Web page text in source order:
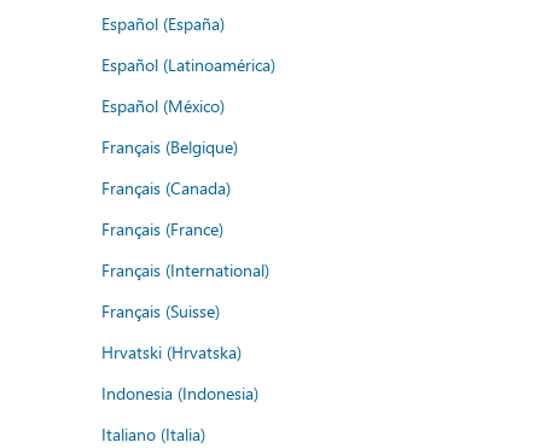
Español (España)
Español (Latinoamérica)
Español (México)
Français (Belgique)
Français (Canada)
Français (France)
Français (International)
Français (Suisse)
Hrvatski (Hrvatska)
Indonesia (Indonesia)
Italiano (Italia)